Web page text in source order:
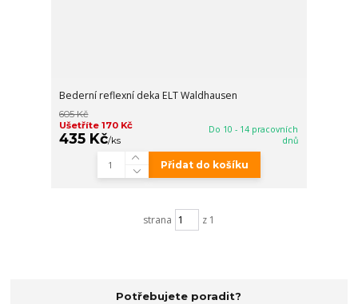
Bederní reflexní deka ELT Waldhausen
605 Kč
Ušetříte 170 Kč
435 Kč/ks
Do 10 - 14 pracovních
dnů
Přidat do košíku
strana z 1
Potřebujete poradit?